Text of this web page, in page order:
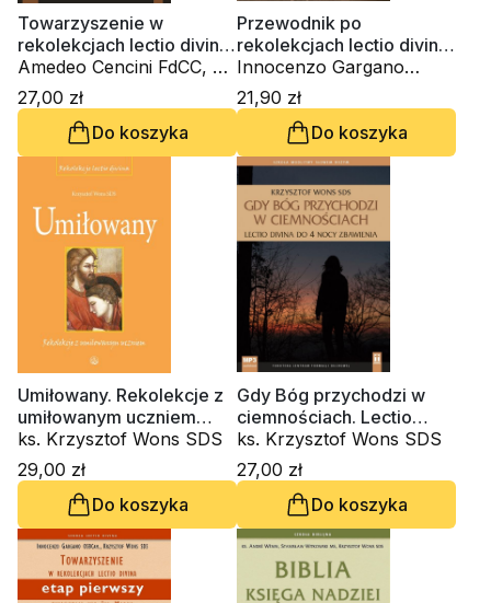
Towarzyszenie w
rekolekcjach lectio divina.
Etap drugi. Ewangelia wg
św. Mateusza CD-MP3-
audiobok)
Amedeo Cencini FdCC, ks.
Krzysztof Wons SDS
27,00 zł
Do koszyka
Przewodnik po
rekolekcjach lectio divina.
Zeszyt 2
Innocenzo Gargano
OSBCam., ks. Krzysztof
Wons SDS
21,90 zł
Do koszyka
Umiłowany. Rekolekcje z
umiłowanym uczniem
(miękka oprawa)
ks. Krzysztof Wons SDS
29,00 zł
Do koszyka
Gdy Bóg przychodzi w
ciemnościach. Lectio
divina do czterech nocy
zbawienia (CD-
audiobook)
ks. Krzysztof Wons SDS
27,00 zł
Do koszyka